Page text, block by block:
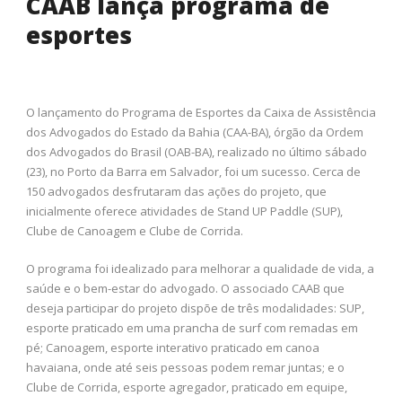
esportes
O lançamento do Programa de Esportes da Caixa de Assistência
dos Advogados do Estado da Bahia (CAA-BA), órgão da Ordem
dos Advogados do Brasil (OAB-BA), realizado no último sábado
(23), no Porto da Barra em Salvador, foi um sucesso. Cerca de
150 advogados desfrutaram das ações do projeto, que
inicialmente oferece atividades de Stand UP Paddle (SUP),
Clube de Canoagem e Clube de Corrida.
O programa foi idealizado para melhorar a qualidade de vida, a
saúde e o bem-estar do advogado. O associado CAAB que
deseja participar do projeto dispõe de três modalidades: SUP,
esporte praticado em uma prancha de surf com remadas em
pé; Canoagem, esporte interativo praticado em canoa
havaiana, onde até seis pessoas podem remar juntas; e o
Clube de Corrida, esporte agregador, praticado em equipe,